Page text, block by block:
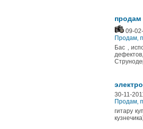
продам
09-
Продам,
Бас ,
30-11-
Продам,
гитару